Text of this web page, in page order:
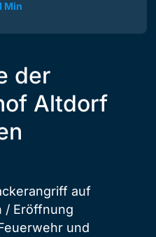
Min
der
Altdorf
auf
/ Eröffnung
und